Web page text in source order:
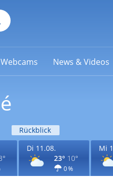
News & Videos
Rückblick
Di 11.08.
23° 10°
0 %
Mi